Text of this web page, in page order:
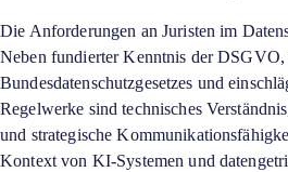
Die Anforderungen an Juristen im
Neben fundierter Kenntnis der DSGVO,
Bundesdatenschutzgesetzes und
Regelwerke sind technisches
und strategische
Kontext von KI-Systemen und